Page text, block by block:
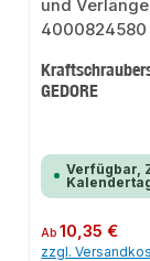
GEDORE
Verfügbar,
Regulärer Preis:
Ab10,35 €
zzgl.